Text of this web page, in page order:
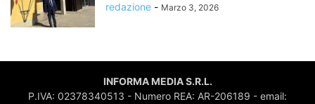
redazione - Marzo 3, 2026
INFORMA MEDIA S.R.L.
P.IVA: 02378340513 - Numero REA: AR-206189 - email: